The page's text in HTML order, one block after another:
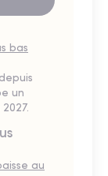
bas
un
au